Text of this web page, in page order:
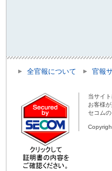
全官報について 官報
当サイ
お客様
セコム